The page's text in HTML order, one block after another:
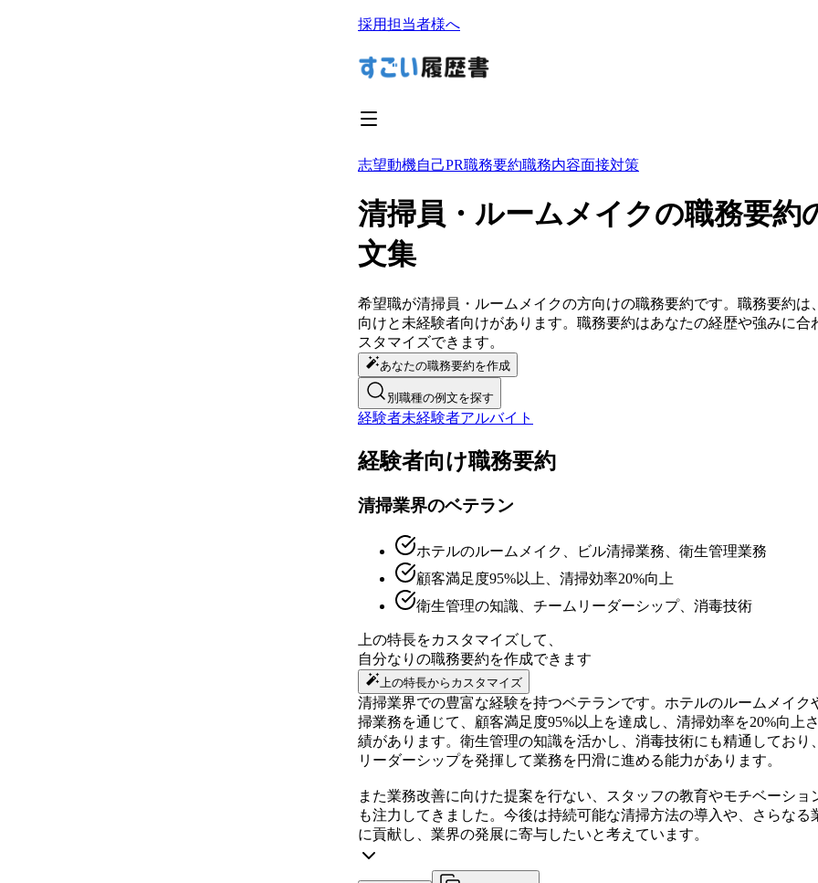
採用担当者様へ
志望動機自己PR職務要約職務内容面接対策
清掃員・ルームメイクの職務要約
文集
希望職が清掃員・ルームメイクの方向けの職務要約です。 職務要約は
向けと未経験者向けがあります。 職務要約はあなたの経歴や強みに合
スタマイズできます。
あなたの職務要約を作成
別職種の例文を探す
経験者未経験者アルバイト
経験者向け職務要約
清掃業界のベテラン
ホテルのルームメイク、ビル清掃業務、衛生管理業務
顧客満足度95%以上、清掃効率20%向上
衛生管理の知識、チームリーダーシップ、消毒技術
上の特長をカスタマイズして、
自分なりの職務要約を作成できます
上の特長からカスタマイズ
清掃業界での豊富な経験を持つベテランです。ホテルのルームメイク
掃業務を通じて、顧客満足度95%以上を達成し、清掃効率を20%向上
績があります。衛生管理の知識を活かし、消毒技術にも精通しており
リーダーシップを発揮して業務を円滑に進める能力があります。
また業務改善に向けた提案を行ない、スタッフの教育やモチベーショ
も注力してきました。今後は持続可能な清掃方法の導入や、さらなる
に貢献し、業界の発展に寄与したいと考えています。